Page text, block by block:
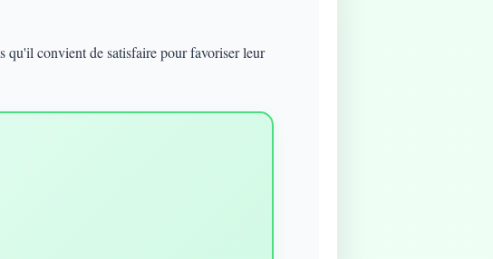
qu'il convient de satisfaire pour favoriser leur